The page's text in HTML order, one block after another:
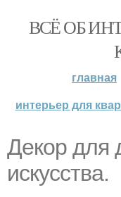
ВСЁ ОБ
главная
интерьер для
Декор для
искусства.